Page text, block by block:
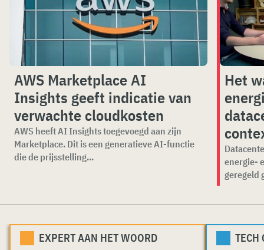
AWS Marketplace AI
Insights geeft indicatie van
verwachte cloudkosten
AWS heeft AI Insights toegevoegd aan zijn
Marketplace. Dit is een generatieve AI-functie
die de prijsstelling...
Het
energie-
geregeld
EXPERT AAN HET WOORD TECH